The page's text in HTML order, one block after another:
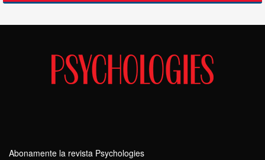
Abonamente la revista Psychologies